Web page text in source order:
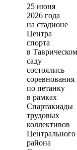
25 июня
2026 года
на стадионе
Центра
спорта
в Таврическом
саду
состоялись
соревнования
по петанку
в рамках
Спартакиады
трудовых
коллективов
Центрального
района